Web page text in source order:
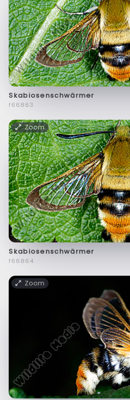
Skabiosenschwärmer
f66863
Zoom
Skabiosenschwärmer
f66864
Zoom